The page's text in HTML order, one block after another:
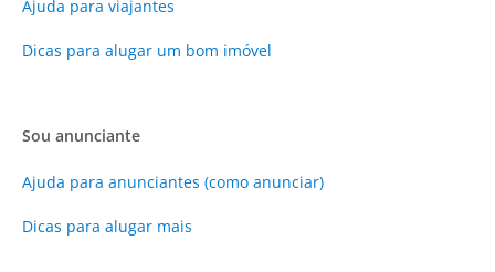
Ajuda para viajantes
Dicas para alugar um bom imóvel
Sou anunciante
Ajuda para anunciantes (como anunciar)
Dicas para alugar mais